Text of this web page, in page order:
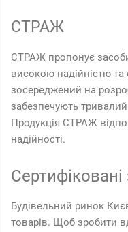
СТРАЖ
СТРАЖ пропонує
високою надійністю
зосереджений на
забезпечують
Продукція СТРАЖ
надійності.
Будівельний ринок
товарів. Щоб зробити